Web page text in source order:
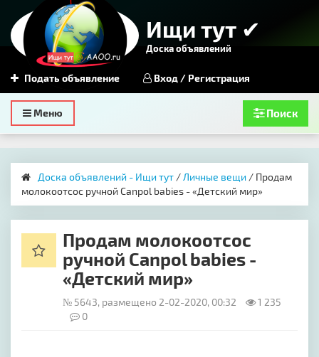
Ищи тут ✔
Доска объявлений
Подать объявление Вход / Регистрация
Toggle
navigation
Меню Поиск
Доска объявлений - Ищи тут /Личные вещи / Продам
молокоотсос ручной Canpol babies - «Детский мир»
Продам молокоотсос
ручной Canpol babies -
«Детский мир»
№ 5643, размещено 2-02-2020, 00:32
1 235
0